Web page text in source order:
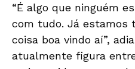
“É algo que ninguém
com tudo. Já estamos
coisa boa vindo aí”,
atualmente figura